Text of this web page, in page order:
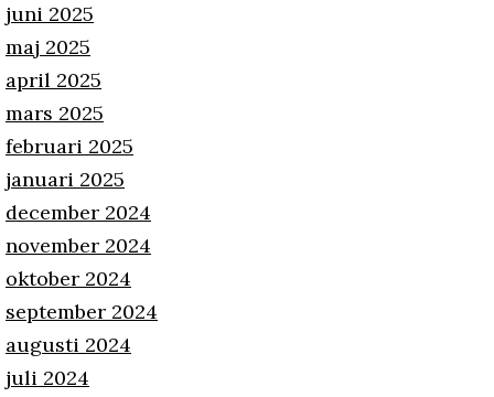
juni 2025
maj 2025
april 2025
mars 2025
februari 2025
januari 2025
december 2024
november 2024
oktober 2024
september 2024
augusti 2024
juli 2024